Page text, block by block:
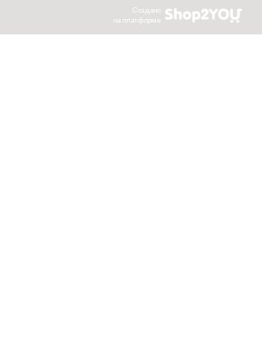
Создано
на платформе